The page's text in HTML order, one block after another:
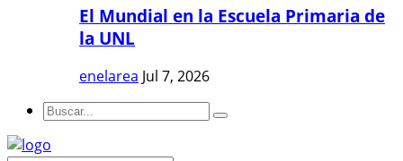
El Mundial en la Escuela Primaria de
la UNL
enelarea Jul 7, 2026